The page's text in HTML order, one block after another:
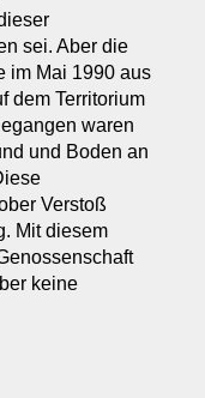
sei. Aber die
im Mai 1990 aus
dem Territorium
waren
und Boden an
Verstoß
Mit diesem
keine